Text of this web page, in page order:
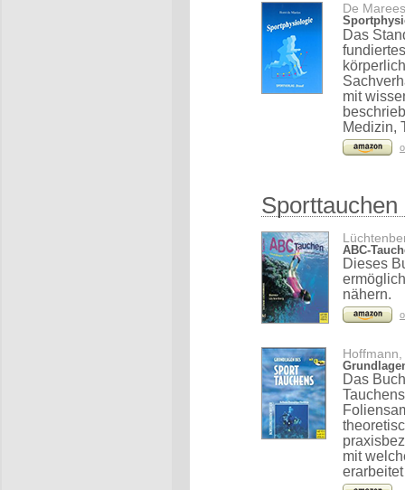
De
Das
mit
Medizin,
Sporttauchen
ABC-
Dieses
nähern.
Das
mit